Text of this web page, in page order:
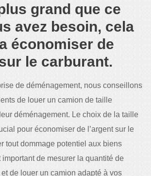
grand que ce
avez besoin, cela
économiser de
le carburant.
de déménagement, nous conseillons
de louer un camion de taille
déménagement. Le choix de la taille
pour économiser de l’argent sur le
tout dommage potentiel aux biens
important de mesurer la quantité de
de louer un camion adapté à vos